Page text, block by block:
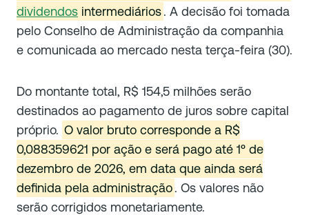
dividendos intermediários. A decisão foi tomada
pelo Conselho de Administração da companhia
e comunicada ao mercado nesta terça-feira (30).
Do montante total, R$ 154,5 milhões serão
destinados ao pagamento de juros sobre capital
próprio. O valor bruto corresponde a R$
0,088359621 por ação e será pago até 1º de
dezembro de 2026, em data que ainda será
definida pela administração. Os valores não
serão corrigidos monetariamente.